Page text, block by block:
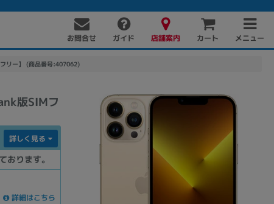
お問合せ ガイド 店舗案内 カート メニュー
リー】 (商品番号:407062)
版SIMフ
ります。
詳しく見る
詳細はこちら